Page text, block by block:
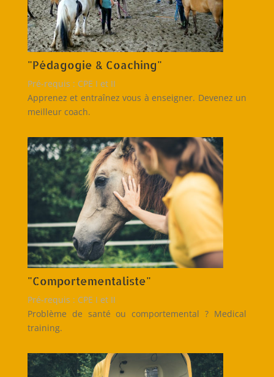
"Pédagogie & Coaching"
Pré-requis : CPE I et II
Apprenez et entraînez vous à enseigner. Devenez un
meilleur coach.
"Comportementaliste"
Pré-requis : CPE I et II
Problème de santé ou comportemental ? Medical
training.